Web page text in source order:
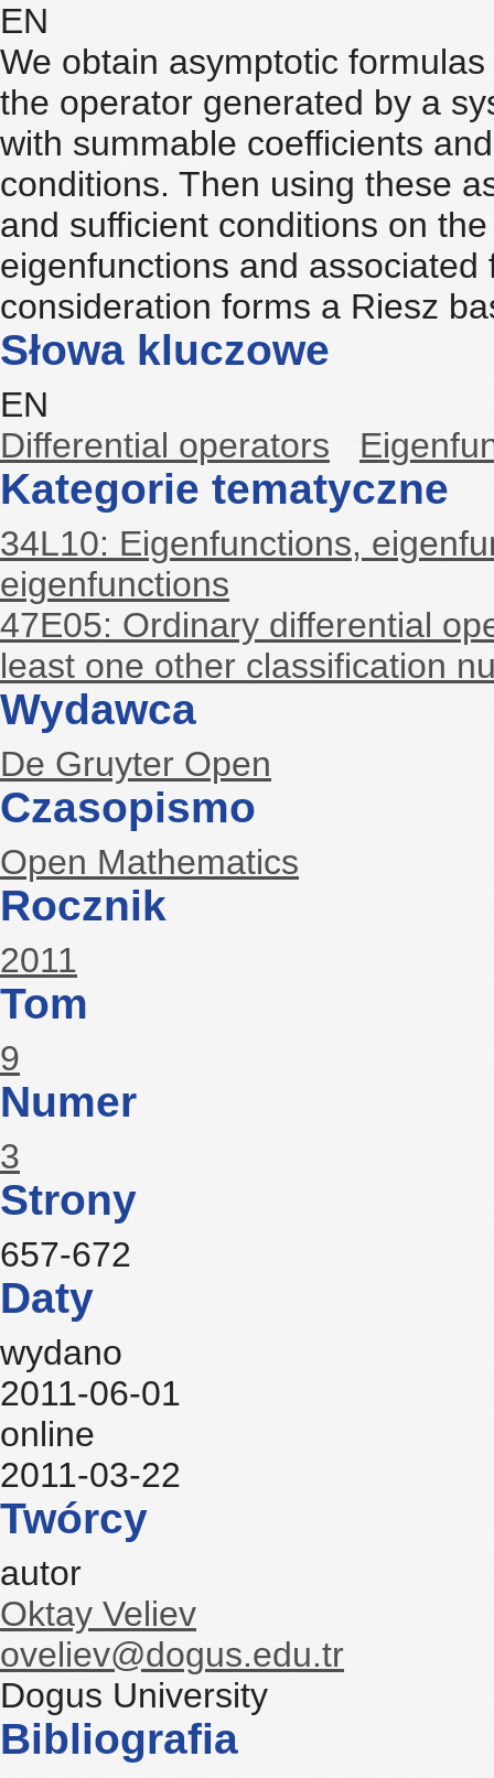
EN
We obtain asymptotic
the operator generated by a
with summable coefficients
conditions. Then using these
and sufficient conditions on
eigenfunctions and
consideration forms a Riesz
Słowa kluczowe
EN
Differential operators
Kategorie tematyczne
34L10: Eigenfunctions,
eigenfunctions
47E05: Ordinary differential
least one other classification
Wydawca
De Gruyter Open
Czasopismo
Open Mathematics
Rocznik
2011
Tom
9
Numer
3
Strony
657-672
Daty
wydano
2011-06-01
online
2011-03-22
Twórcy
autor
Oktay Veliev
oveliev@dogus.edu.tr
Dogus University
Bibliografia